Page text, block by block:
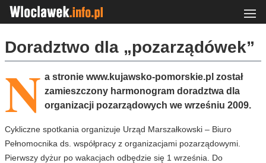
Doradztwo dla „pozarządówek”
N a stronie www.kujawsko-pomorskie.pl został
zamieszczony harmonogram doradztwa dla
organizacji pozarządowych we wrześniu 2009.
Cykliczne spotkania organizuje Urząd Marszałkowski – Biuro
Pełnomocnika ds. współpracy z organizacjami pozarządowymi.
Pierwszy dyżur po wakacjach odbędzie się 1 września. Do